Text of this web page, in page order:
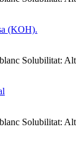
Solubilitat:
Solubilitat: